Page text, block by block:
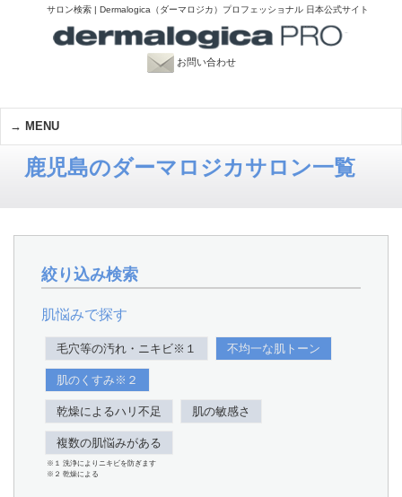
サロン検索 | Dermalogica（ダーマロジカ）プロフェッショナル 日本公式サイト
お問い合わせ
MENU
鹿児島のダーマロジカサロン一覧
絞り込み検索
肌悩みで探す
毛穴等の汚れ・ニキビ※１ 不均一な肌トーン
肌のくすみ※２
乾燥によるハリ不足 肌の敏感さ
複数の肌悩みがある
※１ 洗浄によりニキビを防ぎます
※２ 乾燥による